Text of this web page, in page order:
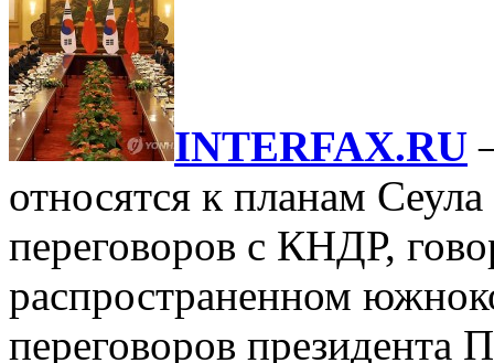
INTERFAX.RU
относятся к планам
переговоров с КНДР,
распространенном
переговоров президента